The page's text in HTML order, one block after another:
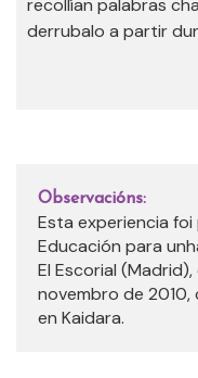
derrubalo a partir
Observacións:
Esta experiencia
Educación para
El Escorial
novembro de 2010,
en Kaidara.